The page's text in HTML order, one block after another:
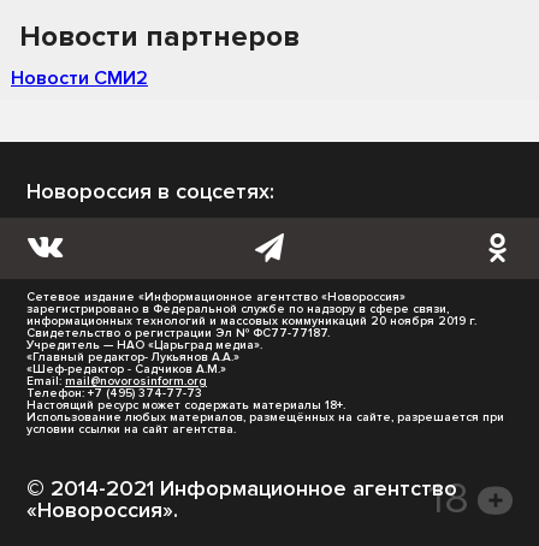
Новости партнеров
Новости СМИ2
Новороссия в соцсетях:
Сетевое издание «Информационное агентство «Новороссия»
зарегистрировано в Федеральной службе по надзору в сфере связи,
информационных технологий и массовых коммуникаций 20 ноября 2019 г.
Свидетельство о регистрации Эл № ФС77-77187.
Учредитель — НАО «Царьград медиа».
«Главный редактор- Лукьянов А.А.»
«Шеф-редактор - Садчиков А.М.»
Email: mail@novorosinform.org
Телефон: +7 (495) 374-77-73
Настоящий ресурс может содержать материалы 18+.
Использование любых материалов, размещённых на сайте, разрешается при
условии ссылки на сайт агентства.
© 2014-2021 Информационное агентство
«Новороссия».